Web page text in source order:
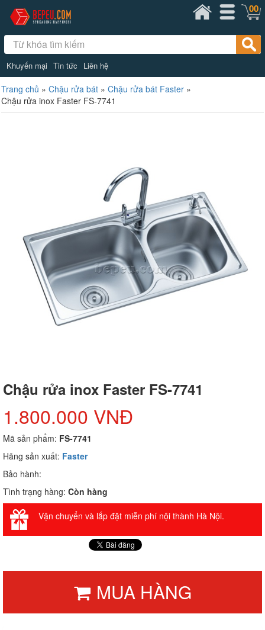
Khuyến mại Tin tức Liên hệ
00
Trang chủ » Chậu rửa bát » Chậu rửa bát Faster »
Chậu rửa inox Faster FS-7741
Chậu rửa inox Faster FS-7741
1.800.000 VNĐ
Mã sản phẩm: FS-7741
Hãng sản xuất: Faster
Bảo hành:
Tình trạng hàng: Còn hàng
Vận chuyển và lắp đặt miễn phí nội thành Hà Nội.
MUA HÀNG